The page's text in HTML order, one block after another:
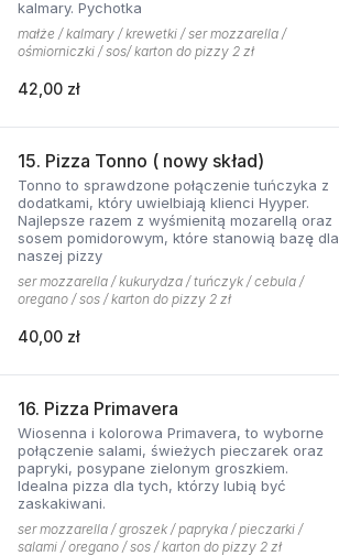
kalmary. Pychotka
małże / kalmary / krewetki / ser mozzarella /
ośmiorniczki / sos/ karton do pizzy 2 zł
42,00 zł
15. Pizza Tonno ( nowy skład)
Tonno to sprawdzone połączenie tuńczyka z
dodatkami, który uwielbiają klienci Hyyper.
Najlepsze razem z wyśmienitą mozarellą oraz
sosem pomidorowym, które stanowią bazę dla
naszej pizzy
ser mozzarella / kukurydza / tuńczyk / cebula /
oregano / sos / karton do pizzy 2 zł
40,00 zł
16. Pizza Primavera
Wiosenna i kolorowa Primavera, to wyborne
połączenie salami, świeżych pieczarek oraz
papryki, posypane zielonym groszkiem.
Idealna pizza dla tych, którzy lubią być
zaskakiwani.
ser mozzarella / groszek / papryka / pieczarki /
salami / oregano / sos / karton do pizzy 2 zł